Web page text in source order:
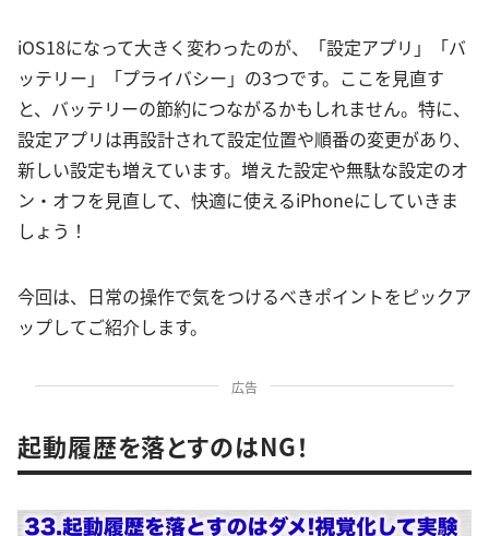
iOS18になって大きく変わったのが、「設定アプリ」「バ
ッテリー」「プライバシー」の3つです。ここを見直す
と、バッテリーの節約につながるかもしれません。特に、
設定アプリは再設計されて設定位置や順番の変更があり、
新しい設定も増えています。増えた設定や無駄な設定のオ
ン・オフを見直して、快適に使えるiPhoneにしていきま
しょう！
今回は、日常の操作で気をつけるべきポイントをピックア
ップしてご紹介します。
広告
起動履歴を落とすのはNG！